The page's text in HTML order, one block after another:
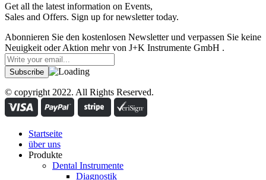
Get all the latest information on Events,
Sales and Offers. Sign up for newsletter today.
Abonnieren Sie den kostenlosen Newsletter und verpassen Sie keine
Neuigkeit oder Aktion mehr von J+K Instrumente GmbH .
© copyright 2022. All Rights Reserved.
Startseite
über uns
Produkte
Dental Instrumente
Diagnostik